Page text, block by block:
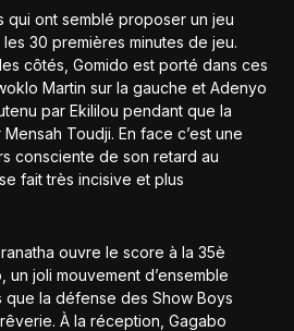
qui ont semblé proposer un jeu
30 premières minutes de jeu.
côtés, Gomido est porté dans ces
Martin sur la gauche et Adenyo
par Ekililou pendant que la
Toudji. En face c’est une
consciente de son retard au
fait très incisive et plus
ouvre le score à la 35è
un joli mouvement d’ensemble
que la défense des Show Boys
À la réception, Gagabo